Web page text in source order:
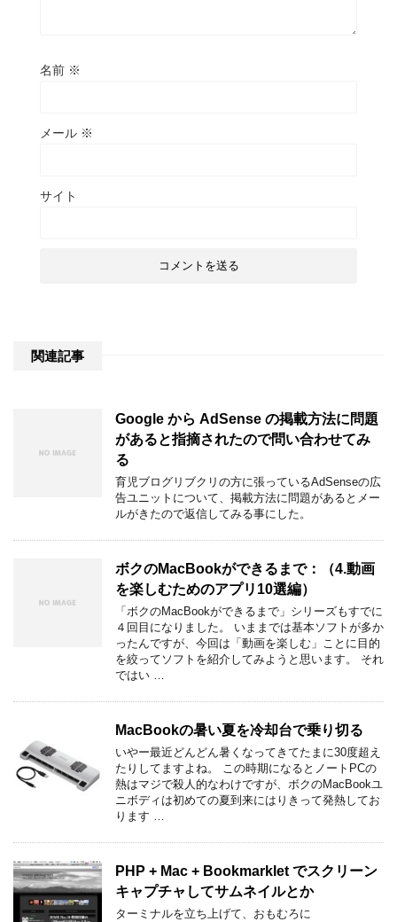
名前 ※
メール ※
サイト
関連記事
Google から AdSense の掲載方法に問題
があると指摘されたので問い合わせてみ
る
育児ブログリブクリの方に張っているAdSenseの広
告ユニットについて、掲載方法に問題があるとメー
ルがきたので返信してみる事にした。
ボクのMacBookができるまで：（4.動画
を楽しむためのアプリ10選編）
「ボクのMacBookができるまで」シリーズもすでに
４回目になりました。 いままでは基本ソフトが多か
ったんですが、今回は「動画を楽しむ」ことに目的
を絞ってソフトを紹介してみようと思います。 それ
ではい …
MacBookの暑い夏を冷却台で乗り切る
いやー最近どんどん暑くなってきてたまに30度超え
たりしてますよね。 この時期になるとノートPCの
熱はマジで殺人的なわけですが、ボクのMacBookユ
ニボディは初めての夏到来にはりきって発熱してお
ります …
PHP + Mac + Bookmarklet でスクリーン
キャプチャしてサムネイルとか
ターミナルを立ち上げて、おもむろに